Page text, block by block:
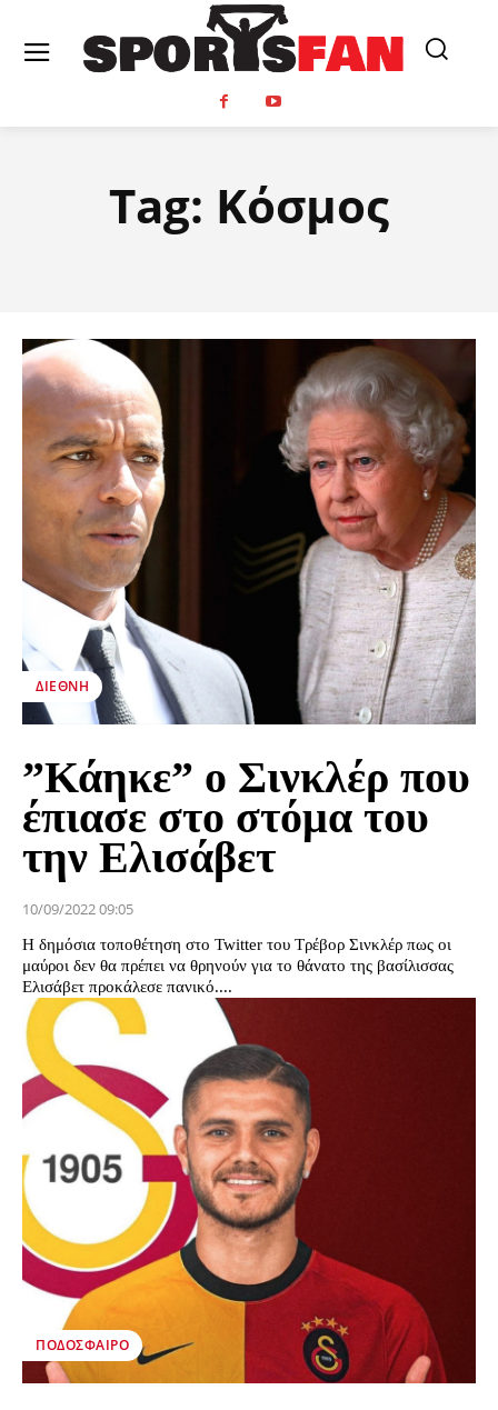
Tag: Κόσμος
ΔΙΕΘΝΉ
”Κάηκε” ο Σινκλέρ που
έπιασε στο στόμα του
την Ελισάβετ
10/09/2022 09:05
Η δημόσια τοποθέτηση στο Twitter του Τρέβορ Σινκλέρ πως οι
μαύροι δεν θα πρέπει να θρηνούν για το θάνατο της βασίλισσας
Ελισάβετ προκάλεσε πανικό....
ΠΟΔΌΣΦΑΙΡΟ